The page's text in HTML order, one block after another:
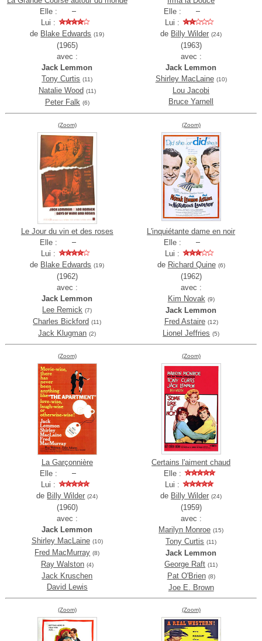
Elle :
Lui :
de Blake Edwards (19)
(1965)
avec :
Jack Lemmon
Tony Curtis (11)
Natalie Wood (11)
Peter Falk (6)
Elle :
Lui :
de Billy Wilder (24)
(1963)
avec :
Jack Lemmon
Shirley MacLaine (10)
Lou Jacobi
Bruce Yarnell
(Zoom)
Le Jour du vin et des roses
Elle :
Lui :
de Blake Edwards (19)
(1962)
avec :
Jack Lemmon
Lee Remick (7)
Charles Bickford (11)
Jack Klugman (2)
(Zoom)
L'inquiétante dame en noir
Elle :
Lui :
de Richard Quine (6)
(1962)
avec :
Kim Novak (9)
Jack Lemmon
Fred Astaire (12)
Lionel Jeffries (5)
(Zoom)
La Garçonnière
Elle :
Lui :
de Billy Wilder (24)
(1960)
avec :
Jack Lemmon
Shirley MacLaine (10)
Fred MacMurray (8)
Ray Walston (4)
Jack Kruschen
David Lewis
(Zoom)
Certains l'aiment chaud
Elle :
Lui :
de Billy Wilder (24)
(1959)
avec :
Marilyn Monroe (15)
Tony Curtis (11)
Jack Lemmon
George Raft (11)
Pat O'Brien (8)
Joe E. Brown
(Zoom) (Zoom)